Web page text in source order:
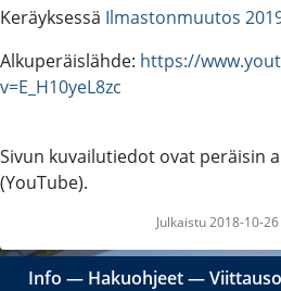
Keräyksessä Ilmastonmuutos
Alkuperäislähde: https://
v=E_H10yeL8zc
Sivun kuvailutiedot ovat peräisin
(YouTube).
Julkaistu 2018-10-
Info ― Hakuohjeet―